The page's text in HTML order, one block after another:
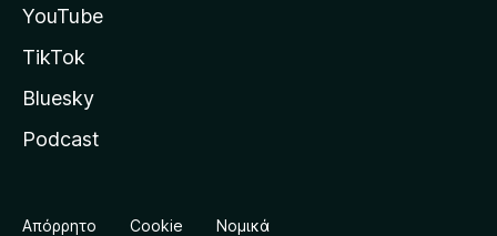
YouTube
TikTok
Bluesky
Podcast
Απόρρητο Cookie Νομικά